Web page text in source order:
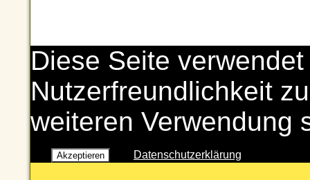
Diese Seite
Nutzerfreundlichkeit
weiteren Verwendung
Akzeptieren Datenschutzerklärung